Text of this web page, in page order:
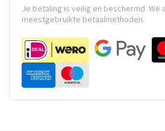
Je betaling is veilig en beschermd. We
meestgebruikte betaalmethoden.